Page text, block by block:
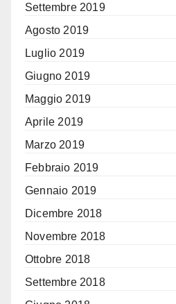
Settembre 2019
Agosto 2019
Luglio 2019
Giugno 2019
Maggio 2019
Aprile 2019
Marzo 2019
Febbraio 2019
Gennaio 2019
Dicembre 2018
Novembre 2018
Ottobre 2018
Settembre 2018